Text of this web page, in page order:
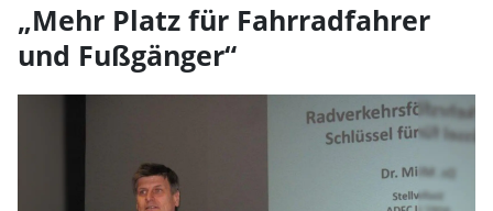
„Mehr Platz für Fahrradfahrer
und Fußgänger“